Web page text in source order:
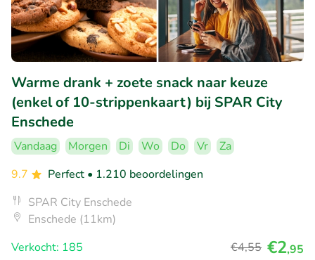
Warme drank + zoete snack naar keuze
(enkel of 10-strippenkaart) bij SPAR City
Enschede
Vandaag Morgen Di Wo Do Vr
Za
9.7
Perfect • 1.210 beoordelingen
SPAR City Enschede
Enschede (11km)
Verkocht: 185
€4,55 €2,95